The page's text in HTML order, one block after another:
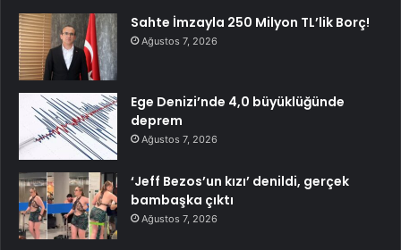
Sahte İmzayla 250 Milyon TL’lik Borç!
Ağustos 7, 2026
Ege Denizi’nde 4,0 büyüklüğünde
deprem
Ağustos 7, 2026
‘Jeff Bezos’un kızı’ denildi, gerçek
bambaşka çıktı
Ağustos 7, 2026